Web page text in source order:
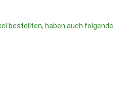
bestellten, haben auch folgende